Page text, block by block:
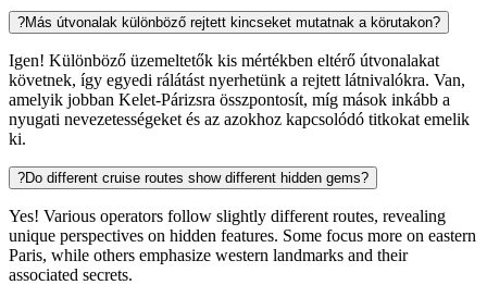
?Más útvonalak különböző rejtett kincseket mutatnak a körutakon?
Igen! Különböző üzemeltetők kis mértékben eltérő útvonalakat
követnek, így egyedi rálátást nyerhetünk a rejtett látnivalókra. Van,
amelyik jobban Kelet-Párizsra összpontosít, míg mások inkább a
nyugati nevezetességeket és az azokhoz kapcsolódó titkokat emelik
ki.
?Do different cruise routes show different hidden gems?
Yes! Various operators follow slightly different routes, revealing
unique perspectives on hidden features. Some focus more on eastern
Paris, while others emphasize western landmarks and their
associated secrets.